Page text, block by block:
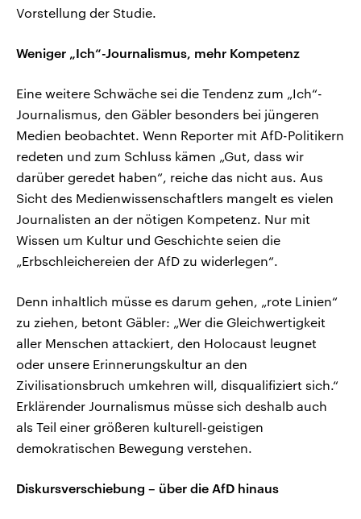
Vorstellung der Studie.
Weniger „Ich“-Journalismus, mehr Kompetenz
Eine weitere Schwäche sei die Tendenz zum „Ich“-
Journalismus, den Gäbler besonders bei jüngeren
Medien beobachtet. Wenn Reporter mit AfD-Politikern
redeten und zum Schluss kämen „Gut, dass wir
darüber geredet haben“, reiche das nicht aus. Aus
Sicht des Medienwissenschaftlers mangelt es vielen
Journalisten an der nötigen Kompetenz. Nur mit
Wissen um Kultur und Geschichte seien die
„Erbschleichereien der AfD zu widerlegen“.
Denn inhaltlich müsse es darum gehen, „rote Linien“
zu ziehen, betont Gäbler: „Wer die Gleichwertigkeit
aller Menschen attackiert, den Holocaust leugnet
oder unsere Erinnerungskultur an den
Zivilisationsbruch umkehren will, disqualifiziert sich.“
Erklärender Journalismus müsse sich deshalb auch
als Teil einer größeren kulturell-geistigen
demokratischen Bewegung verstehen.
Diskursverschiebung – über die AfD hinaus